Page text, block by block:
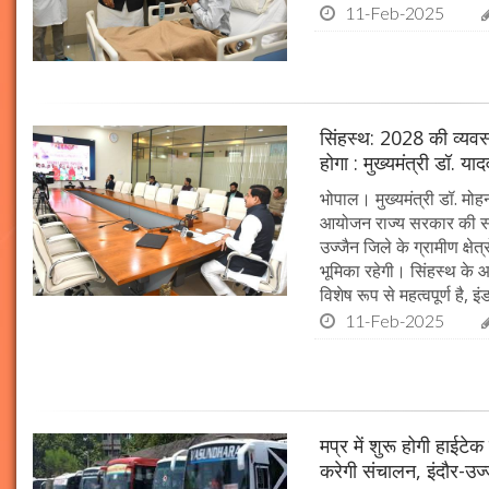
11-Feb-2025
सिंहस्थ: 2028 की
होगा : मुख्यमंत्री डॉ.
भोपाल। मुख्यमंत्री डॉ.
आयोजन राज्य सरकार की
उज्जैन जिले के ग्रामीण
भूमिका रहेगी। सिंहस्थ के
विशेष रूप से महत्वपूर्ण है,
11-Feb-2025
मप्र में शुरू होगी
करेगी संचालन, इंदौर-